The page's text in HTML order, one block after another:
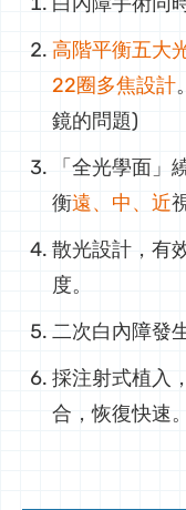
高階平衡五大
22圈多焦設計
鏡的問題)
「全光學面」
衡遠、中、近
散光設計，有
度。
二次白內障發
採注射式植入，
合，恢復快速。